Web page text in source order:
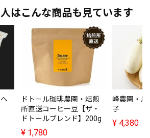
はこんな商品も見ています
ドトール珈琲農園・焙煎
所直送コーヒー豆【ザ・
ドトールブレンド】200g
¥ 1,780
峰農園・農
子
¥ 4,380